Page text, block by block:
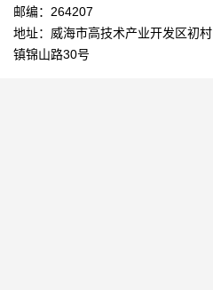
邮编：264207
地址：威海市高技术产业开发区初村
镇锦山路30号